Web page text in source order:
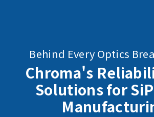
Behind Every Optics
Chroma's
Solutions for